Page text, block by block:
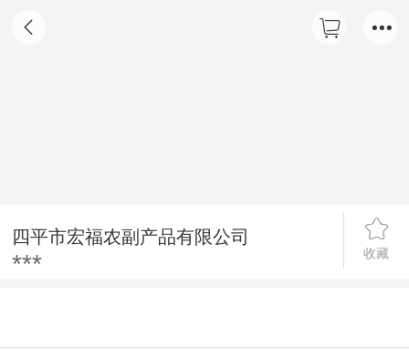
四平市宏福农副产品有限公司
收藏
***